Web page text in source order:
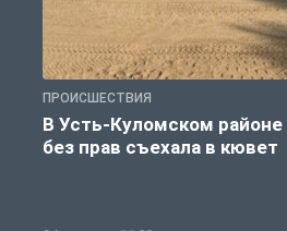
ПРОИСШЕСТВИЯ
В Усть-Куломском районе
без прав съехала в кювет